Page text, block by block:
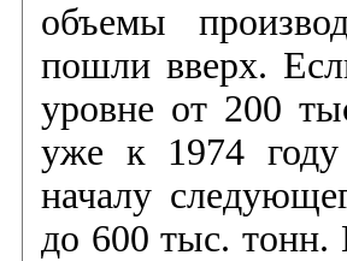
объемы
пошли вверх.
уровне от 200
уже к 1974
началу
до 600 тыс.